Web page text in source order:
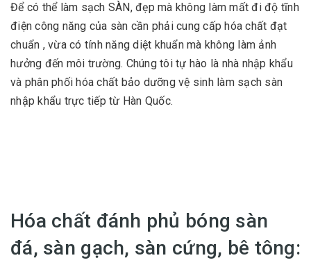
Để có thể làm sạch SÀN, đẹp mà không làm mất đi độ tĩnh
điện công năng của sàn cần phải cung cấp hóa chất đạt
chuẩn , vừa có tính năng diệt khuẩn mà không làm ảnh
hưởng đến môi trường. Chúng tôi tự hào là nhà nhập khẩu
và phân phối hóa chất bảo dưỡng vệ sinh làm sạch sàn
nhập khẩu trực tiếp từ Hàn Quốc.
Hóa chất đánh phủ bóng sàn
đá, sàn gạch, sàn cứng, bê tông: